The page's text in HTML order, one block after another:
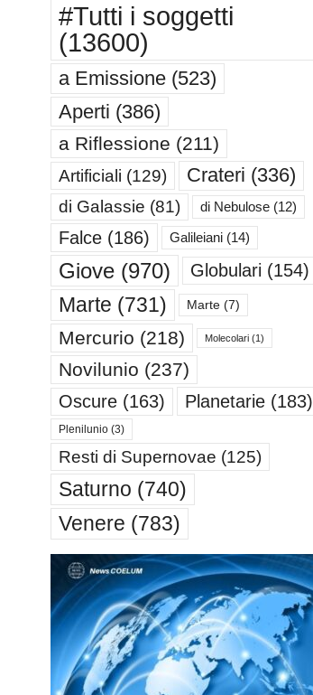
#Tutti i soggetti
(13600)
a Emissione(523)
Aperti (386)
a Riflessione (211)
Artificiali (129) Crateri (336)
di Galassie (81) di Nebulose(12)
Falce(186) Galileiani(14)
Giove(970) Globulari (154)
Marte (731) Marte(7)
Mercurio (218) Molecolari(1)
Novilunio (237)
Oscure(163) Planetarie(183)
Plenilunio(3)
Resti di Supernovae (125)
Saturno (740)
Venere (783)